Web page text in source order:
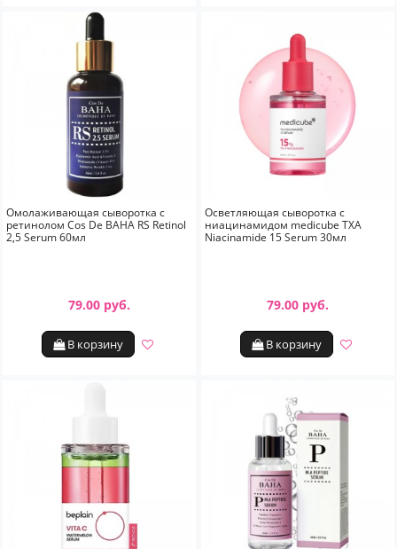
Омолаживающая сыворотка с
ретинолом Cos De BAHA RS Retinol
2,5 Serum 60мл
79.00 руб.
В корзину
Осветляющая сыворотка с
ниацинамидом medicube TXA
Niacinamide 15 Serum 30мл
79.00 руб.
В корзину